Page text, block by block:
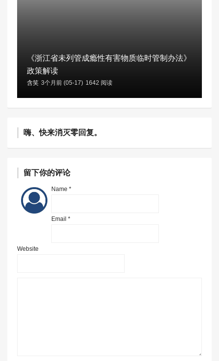
《浙江省未列管成瘾性有害物质临时管制办法》
政策解读
含笑 3个月前 (05-17) 1642 阅读
嗨、快来消灭零回复。
留下你的评论
Name *
Email *
Website